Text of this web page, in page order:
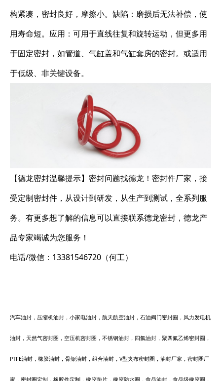
构紧凑，密封良好，摩擦小。缺陷：磨损后无法补偿，使
用寿命短。应用：可用于直线往复和旋转运动，但更多用
于固定密封，如管道、气缸盖和气缸套房的密封。或适用
于低级、非关键设备。
【德龙密封温馨提示】密封问题找德龙！密封件厂家，接
受定制密封件，从设计到研发，从生产到测试，全系列服
务。有更多想了解的信息可以直接联系德龙密封，德龙产
品专家竭诚为您服务！
电话/微信：13381546720（何工）
汽车油封，压缩机油封，小家电油封，航天航空油封，石油阀门密封圈，风力发电机
油封，天然气密封圈，空压机密封圈，不锈钢油封，四氟油封，聚四氟乙烯密封圈，
PTFE油封，橡胶油封，骨架油封，组合油封，V型夹布密封圈，油封厂家，密封圈厂